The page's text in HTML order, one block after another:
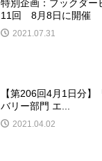
特別企画：ブックダー
11回 8月8日に開催
2021.07.31
【第206回4月1日分】
バリー部門 エ...
2021.04.02